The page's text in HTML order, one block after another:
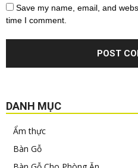
Save my name, email, and
time I comment.
DANH MỤC
Ẩm thực
Bàn Gỗ